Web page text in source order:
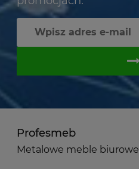
Profesmeb
Metalowe meble biurowe